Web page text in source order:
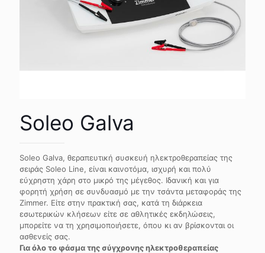
Soleo Galva
Soleo Galva, θεραπευτική συσκευή ηλεκτροθεραπείας της
σειράς Soleo Line, είναι καινοτόμα, ισχυρή και πολύ
εύχρηστη χάρη στο μικρό της μέγεθος. Ιδανική και για
φορητή χρήση σε συνδυασμό με την τσάντα μεταφοράς της
Zimmer. Είτε στην πρακτική σας, κατά τη διάρκεια
εσωτερικών κλήσεων είτε σε αθλητικές εκδηλώσεις,
μπορείτε να τη χρησιμοποιήσετε, όπου κι αν βρίσκονται οι
ασθενείς σας.
Για όλο το φάσμα της σύγχρονης ηλεκτροθεραπείας